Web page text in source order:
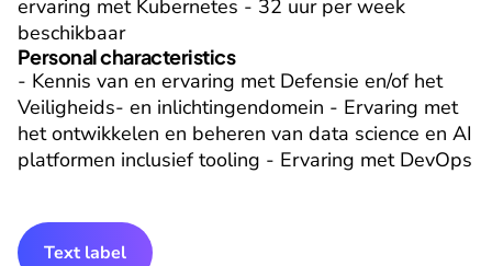
ervaring met Kubernetes - 32 uur per week
beschikbaar
Personal characteristics
- Kennis van en ervaring met Defensie en/of het
Veiligheids- en inlichtingendomein - Ervaring met
het ontwikkelen en beheren van data science en AI
platformen inclusief tooling - Ervaring met DevOps
Text label